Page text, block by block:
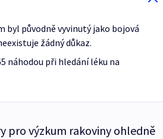
byl původně vyvinutý jako bojová
žádný důkaz.
náhodou při hledání léku na
pro výzkum rakoviny ohledně